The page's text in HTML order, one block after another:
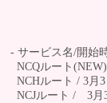
- サービス名/開
NCQルート
NCHルート / 3月
NCJルート / 3月